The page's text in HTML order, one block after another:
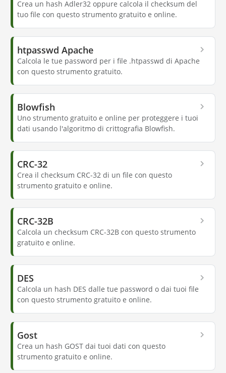
Crea un hash Adler32 oppure calcola il checksum del
tuo file con questo strumento gratuito e online.
htpasswd Apache
Calcola le tue password per i file .htpasswd di Apache
con questo strumento gratuito.
Blowfish
Uno strumento gratuito e online per proteggere i tuoi
dati usando l'algoritmo di crittografia Blowfish.
CRC-32
Crea il checksum CRC-32 di un file con questo
strumento gratuito e online.
CRC-32B
Calcola un checksum CRC-32B con questo strumento
gratuito e online.
DES
Calcola un hash DES dalle tue password o dai tuoi file
con questo strumento gratuito e online.
Gost
Crea un hash GOST dai tuoi dati con questo
strumento gratuito e online.